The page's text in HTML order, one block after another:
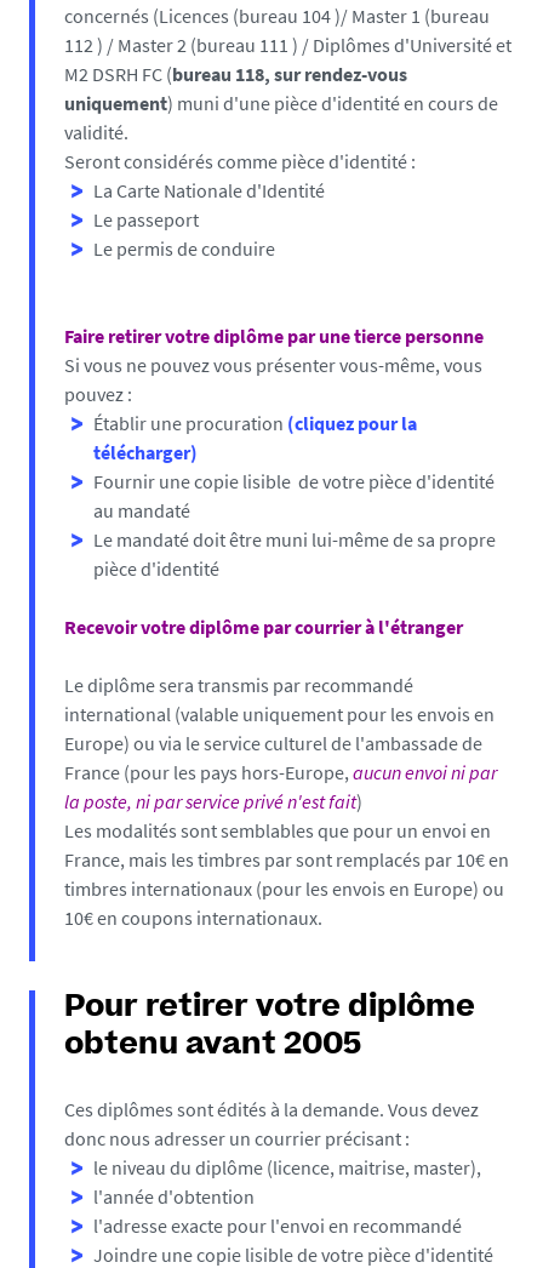
concernés (Licences (bureau 104 )/ Master 1 (bureau
112 ) / Master 2 (bureau 111 ) / Diplômes d'Université et
M2 DSRH FC (bureau 118, sur rendez-vous
uniquement) muni d'une pièce d'identité en cours de
validité.
Seront considérés comme pièce d'identité :
La Carte Nationale d'Identité
Le passeport
Le permis de conduire
Faire retirer votre diplôme par une tierce personne
Si vous ne pouvez vous présenter vous-même, vous
pouvez :
Établir une procuration (cliquez pour la
télécharger)
Fournir une copie lisible de votre pièce d'identité
au mandaté
Le mandaté doit être muni lui-même de sa propre
pièce d'identité
Recevoir votre diplôme par courrier à l'étranger
Le diplôme sera transmis par recommandé
international (valable uniquement pour les envois en
Europe) ou via le service culturel de l'ambassade de
France (pour les pays hors-Europe,aucun envoi ni par
la poste, ni par service privé n'est fait)
Les modalités sont semblables que pour un envoi en
France, mais les timbres par sont remplacés par 10€ en
timbres internationaux (pour les envois en Europe) ou
10€ en coupons internationaux.
Pour retirer votre diplôme
obtenu avant 2005
Ces diplômes sont édités à la demande. Vous devez
donc nous adresser un courrier précisant :
le niveau du diplôme (licence, maitrise, master),
l'année d'obtention
l'adresse exacte pour l'envoi en recommandé
Joindre une copie lisible de votre pièce d'identité